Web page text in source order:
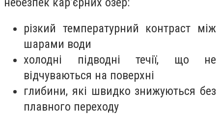
різкий температурний контраст між
шарами води
холодні підводні течії, що не
відчуваються на поверхні
глибини, які швидко знижуються без
плавного переходу